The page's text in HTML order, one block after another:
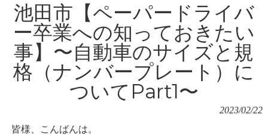
池田市【ペーパードライバ
ー卒業への知っておきたい
事】〜自動車のサイズと規
格（ナンバープレート）に
ついてPart1〜
2023/02/22
皆様、こんばんは。